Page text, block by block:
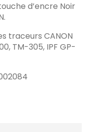
d’encre Noir
traceurs CANON
TM-305, IPF GP-